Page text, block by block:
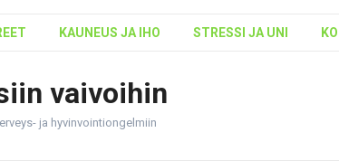
KAUNEUS JA IHO STRESSI JA UNI
vaivoihin
ja hyvinvointiongelmiin